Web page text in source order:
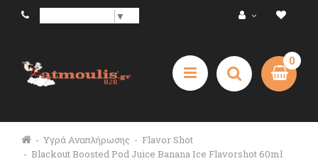
▼
0
Υγρά Αναπλήρωσης
Flavor Shot
Blackout Boosted Pod Juice Banana Ice Flavorshot 60ml